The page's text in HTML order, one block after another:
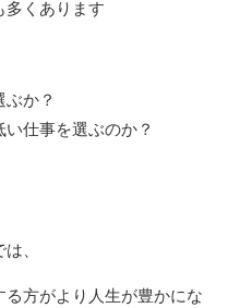
多くあります
か？
仕事を選ぶのか？
、
る方がより人生が豊かにな